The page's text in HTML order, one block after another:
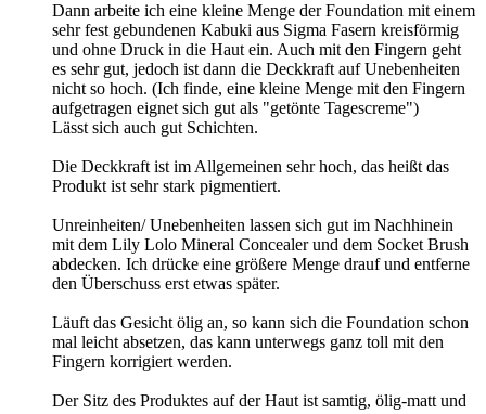
Dann arbeite ich eine kleine Menge der Foundation mit einem
sehr fest gebundenen Kabuki aus Sigma Fasern kreisförmig
und ohne Druck in die Haut ein. Auch mit den Fingern geht
es sehr gut, jedoch ist dann die Deckkraft auf Unebenheiten
nicht so hoch. (Ich finde, eine kleine Menge mit den Fingern
aufgetragen eignet sich gut als "getönte Tagescreme")
Lässt sich auch gut Schichten.
Die Deckkraft ist im Allgemeinen sehr hoch, das heißt das
Produkt ist sehr stark pigmentiert.
Unreinheiten/ Unebenheiten lassen sich gut im Nachhinein
mit dem Lily Lolo Mineral Concealer und dem Socket Brush
abdecken. Ich drücke eine größere Menge drauf und entferne
den Überschuss erst etwas später.
Läuft das Gesicht ölig an, so kann sich die Foundation schon
mal leicht absetzen, das kann unterwegs ganz toll mit den
Fingern korrigiert werden.
Der Sitz des Produktes auf der Haut ist samtig, ölig-matt und